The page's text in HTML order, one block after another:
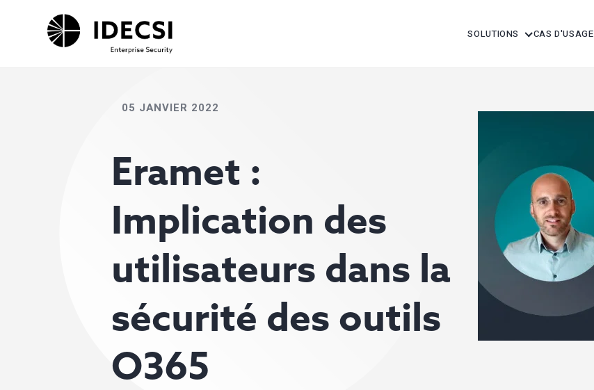
SOLUTIONS CAS D'USAGE
05 JANVIER 2022
Eramet :
Implication des
utilisateurs dans la
sécurité des outils
O365